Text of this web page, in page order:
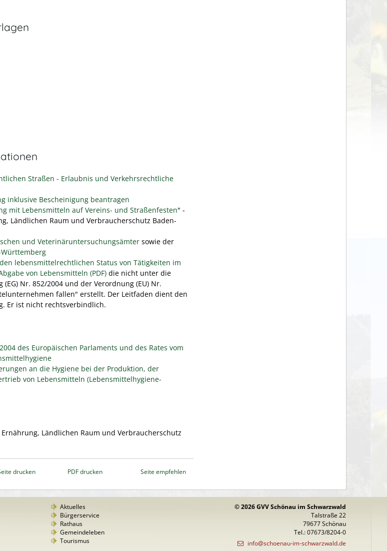
Straßen - Erlaubnis und Verkehrsrechtliche
inklusive Bescheinigung beantragen
mit Lebensmitteln auf Vereins- und Straßenfesten" -
Ländlichen Raum und Verbraucherschutz Baden-
und Veterinäruntersuchungsämter sowie der
lebensmittelrechtlichen Status von Tätigkeiten im
von Lebensmitteln (PDF) die nicht unter die
Nr. 852/2004 und der Verordnung (EU) Nr.
fallen" erstellt. Der Leitfaden dient den
Er ist nicht rechtsverbindlich.
des Europäischen Parlaments und des Rates vom
an die Hygiene bei der Produktion, der
von Lebensmitteln (Lebensmittelhygiene-
Ländlichen Raum und Verbraucherschutz
drucken PDF drucken Seite empfehlen
Aktuelles
Bürgerservice
Rathaus
Gemeindeleben
Tourismus
© 2026 GVV Schönau im Schwarzwald
Talstraße 22
79677 Schönau
Tel.: 07673/8204-0
info@schoenau-im-schwarzwald.de